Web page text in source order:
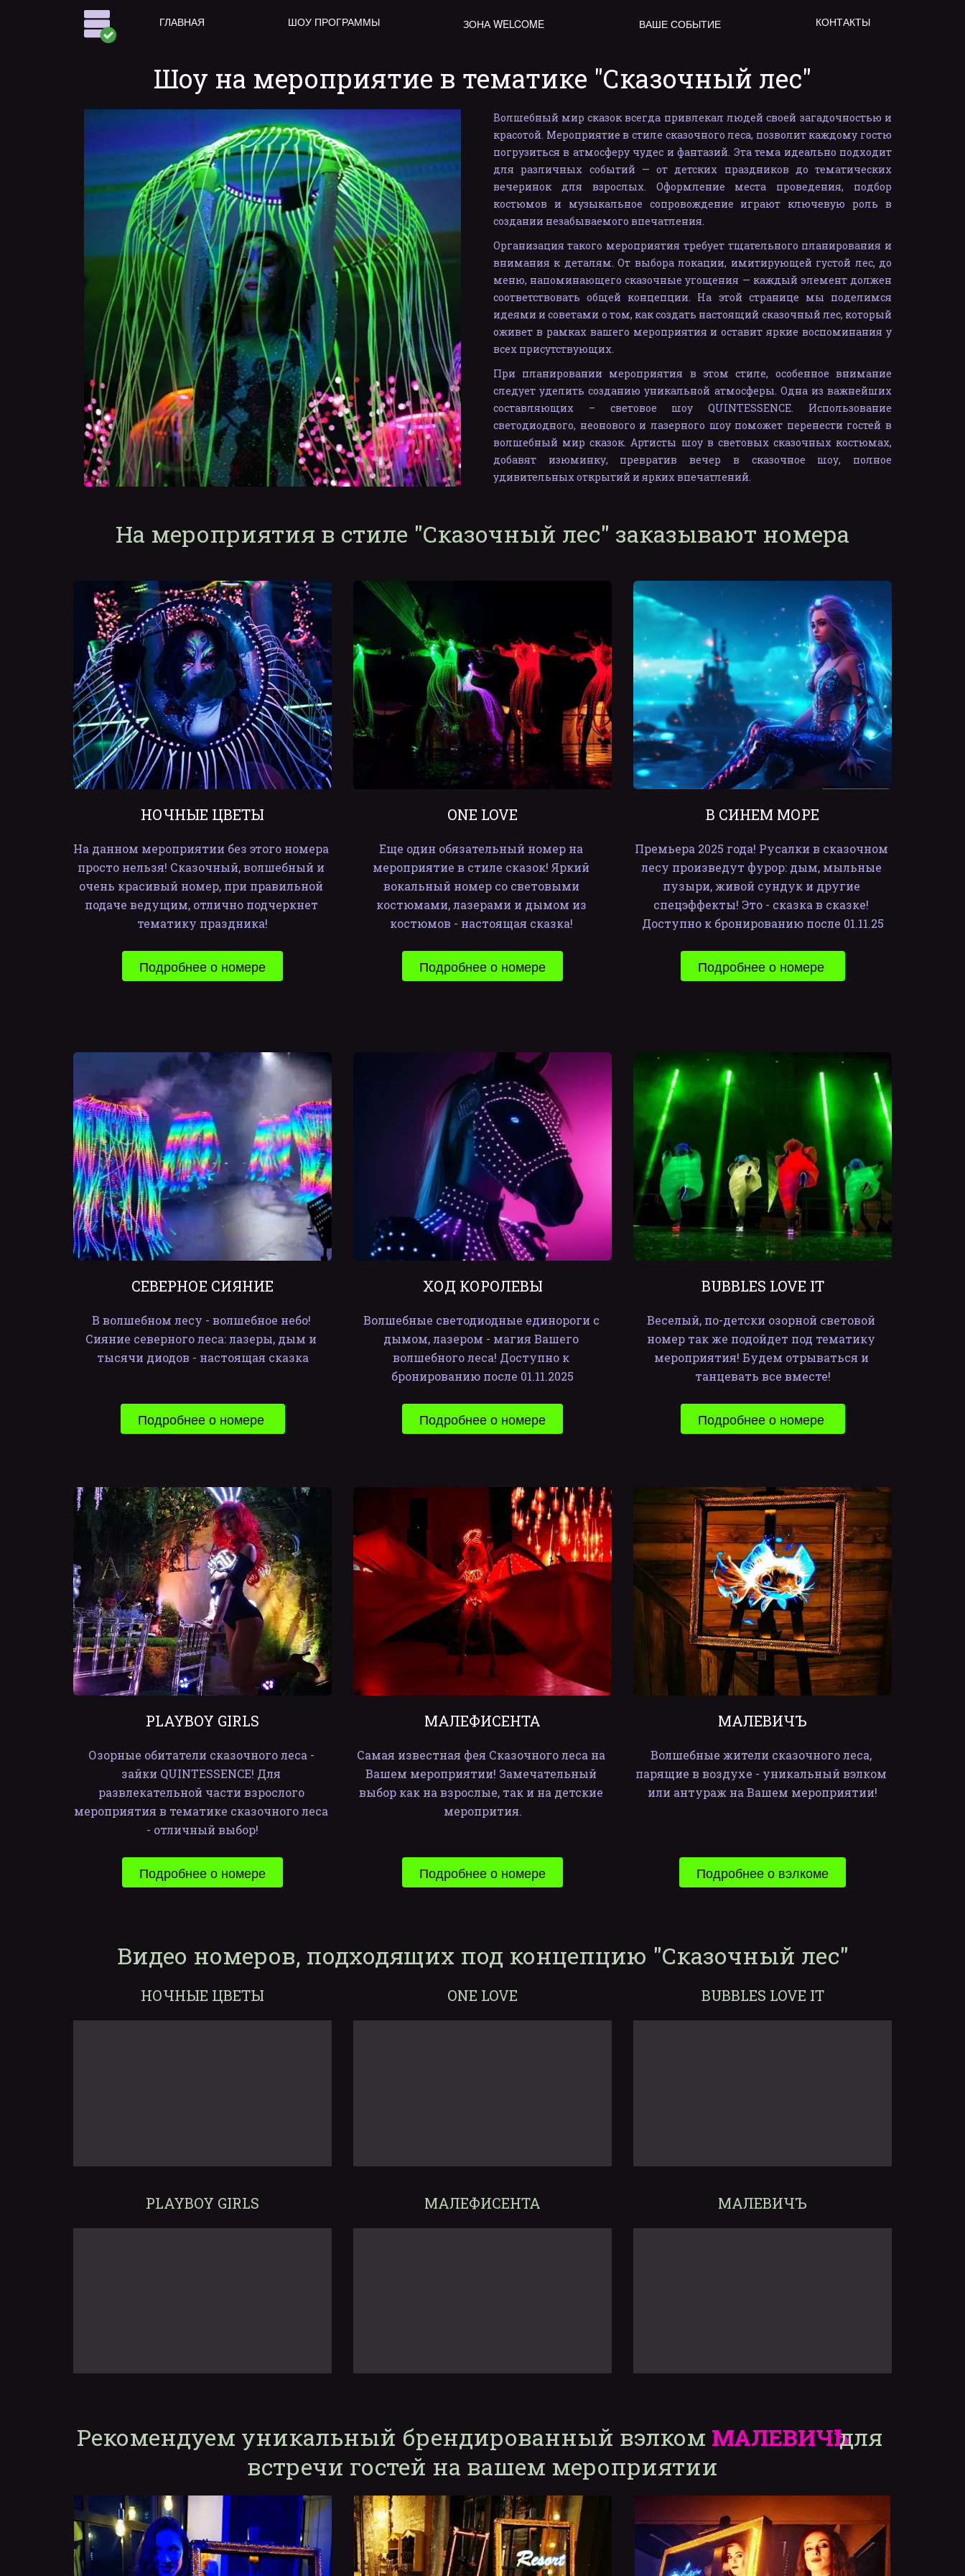
ГЛАВНАЯ ШОУ ПРОГРАММЫ ЗОНА WELCOME ВАШЕ СОБЫТИЕ КОНТАКТЫ
Шоу на мероприятие в тематике "Сказочный лес"
Волшебный мир сказок всегда привлекал людей своей загадочностью и
красотой. Мероприятие в стиле сказочного леса, позволит каждому гостю
погрузиться в атмосферу чудес и фантазий. Эта тема идеально подходит
для различных событий — от детских праздников до тематических
вечеринок для взрослых. Оформление места проведения, подбор
костюмов и музыкальное сопровождение играют ключевую роль в
создании незабываемого впечатления.
Организация такого мероприятия требует тщательного планирования и
внимания к деталям. От выбора локации, имитирующей густой лес, до
меню, напоминающего сказочные угощения — каждый элемент должен
соответствовать общей концепции. На этой странице мы поделимся
идеями и советами о том, как создать настоящий сказочный лес, который
оживет в рамках вашего мероприятия и оставит яркие воспоминания у
всех присутствующих.
При планировании мероприятия в этом стиле, особенное внимание
следует уделить созданию уникальной атмосферы. Одна из важнейших
составляющих – световое шоу QUINTESSENCE. Использование
светодиодного, неонового и лазерного шоу поможет перенести гостей в
волшебный мир сказок. Артисты шоу в световых сказочных костюмах,
добавят изюминку, превратив вечер в сказочное шоу, полное
удивительных открытий и ярких впечатлений.
На мероприятия в стиле "Сказочный лес" заказывают номера
НОЧНЫЕ ЦВЕТЫ
На данном мероприятии без этого номера
просто нельзя! Сказочный, волшебный и
очень красивый номер, при правильной
подаче ведущим, отлично подчеркнет
тематику праздника!
Подробнее о номере
ONE LOVE
Еще один обязательный номер на
мероприятие в стиле сказок! Яркий
вокальный номер со световыми
костюмами, лазерами и дымом из
костюмов - настоящая сказка!
Подробнее о номере
В СИНЕМ МОРЕ
Премьера 2025 года! Русалки в сказочном
лесу произведут фурор: дым, мыльные
пузыри, живой сундук и другие
спецэффекты! Это - сказка в сказке!
Доступно к бронированию после 01.11.25
Подробнее о номере
СЕВЕРНОЕ СИЯНИЕ
В волшебном лесу - волшебное небо!
Сияние северного леса: лазеры, дым и
тысячи диодов - настоящая сказка
Подробнее о номере
ХОД КОРОЛЕВЫ
Волшебные светодиодные единороги с
дымом, лазером - магия Вашего
волшебного леса! Доступно к
бронированию после 01.11.2025
Подробнее о номере
BUBBLES LOVE IT
Веселый, по-детски озорной световой
номер так же подойдет под тематику
мероприятия! Будем отрываться и
танцевать все вместе!
Подробнее о номере
PLAYBOY GIRLS
Озорные обитатели сказочного леса -
зайки QUINTESSENCE! Для
развлекательной части взрослого
мероприятия в тематике сказочного леса
- отличный выбор!
Подробнее о номере
МАЛЕФИСЕНТА
Самая известная фея Сказочного леса на
Вашем мероприятии! Замечательный
выбор как на взрослые, так и на детские
меропрития.
Подробнее о номере
МАЛЕВИЧЪ
Волшебные жители сказочного леса,
парящие в воздухе - уникальный вэлком
или антураж на Вашем мероприятии!
Подробнее о вэлкоме
Видео номеров, подходящих под концепцию "Сказочный лес"
НОЧНЫЕ ЦВЕТЫ ONE LOVE BUBBLES LOVE IT
PLAYBOY GIRLS МАЛЕФИСЕНТА МАЛЕВИЧЪ
Рекомендуем уникальный брендированный вэлком МАЛЕВИЧҌ для
встречи гостей на вашем мероприятии